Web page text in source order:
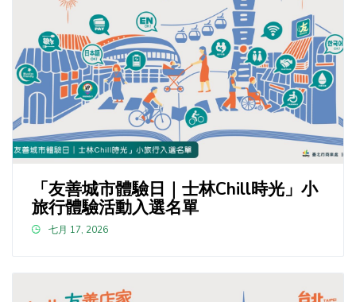
「友善城市體驗日｜士林Chill時光」小
旅行體驗活動入選名單
七月 17, 2026